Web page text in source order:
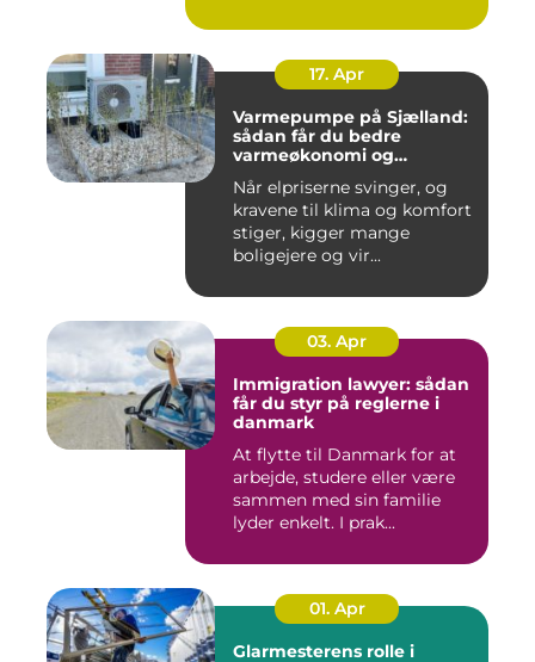
17. Apr
Varmepumpe på Sjælland:
sådan får du bedre
varmeøkonomi og
Når elpriserne svinger, og
kravene til klima og komfort
stiger, kigger mange
boligejere og vir...
03. Apr
Immigration lawyer: sådan
får du styr på reglerne i
danmark
At flytte til Danmark for at
arbejde, studere eller være
sammen med sin familie
lyder enkelt. I prak...
01. Apr
Glarmesterens rolle i